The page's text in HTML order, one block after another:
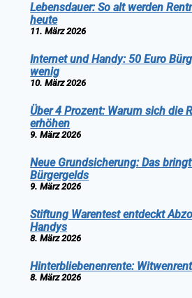
Lebensdauer: So alt werden
heute
11. März 2026
Internet und Handy: 50 Euro
wenig
10. März 2026
Über 4 Prozent: Warum sich die
erhöhen
9. März 2026
Neue Grundsicherung: Das
Bürgergelds
9. März 2026
Stiftung Warentest entdeckt
Handys
8. März 2026
Hinterbliebenenrente:
8. März 2026